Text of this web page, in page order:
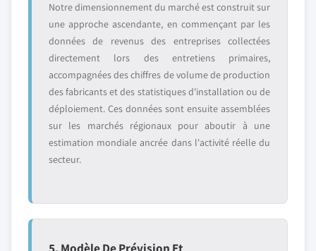
Notre dimensionnement du marché est construit sur
une approche ascendante, en commençant par les
données de revenus des entreprises collectées
directement lors des entretiens primaires,
accompagnées des chiffres de volume de production
des fabricants et des statistiques d'installation ou de
déploiement. Ces données sont ensuite assemblées
sur les marchés régionaux pour aboutir à une
estimation mondiale ancrée dans l'activité réelle du
secteur.